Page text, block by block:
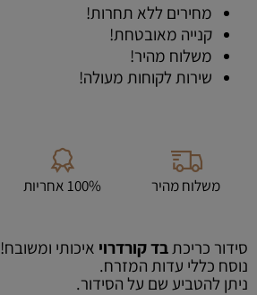
מחירים ללא תחרות!
קנייה מאובטחת!
משלוח מהיר!
שירות לקוחות מעולה!
משלוח מהיר 100% אחריות
סידור כריכתבד קורדרוי איכותי ומשובח!
נוסח כללי עדות המזרח.
ניתן להטביע שם על הסידור.